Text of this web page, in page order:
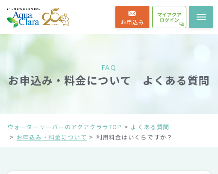
お申込み
マイアクア
ログイン
FAQ
お申込み・料金について｜よくある質問
ウォーターサーバーのアクアクララTOP
よくある質問
お申込み・料金について
利用料金はいくらですか？